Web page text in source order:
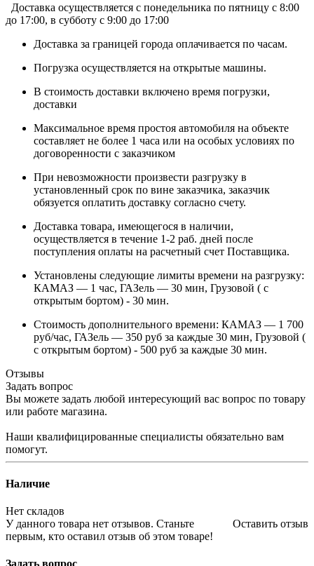
Доставка осуществляется c понедельника по пятницу с 8:00
до 17:00, в субботу с 9:00 до 17:00
Доставка за границей города оплачивается по часам.
Погрузка осуществляется на открытые машины.
В стоимость доставки включено время погрузки,
доставки
Максимальное время простоя автомобиля на объекте
составляет не более 1 часа или на особых условиях по
договоренности с заказчиком
При невозможности произвести разгрузку в
установленный срок по вине заказчика, заказчик
обязуется оплатить доставку согласно счету.
Доставка товара, имеющегося в наличии,
осуществляется в течение 1-2 раб. дней после
поступления оплаты на расчетный счет Поставщика.
Установлены следующие лимиты времени на разгрузку:
КАМАЗ — 1 час, ГАЗель — 30 мин, Грузовой ( с
открытым бортом) - 30 мин.
Стоимость дополнительного времени: КАМАЗ — 1 700
руб/час, ГАЗель — 350 руб за каждые 30 мин, Грузовой (
с открытым бортом) - 500 руб за каждые 30 мин.
Отзывы
Задать вопрос
Вы можете задать любой интересующий вас вопрос по товару
или работе магазина.
Наши квалифицированные специалисты обязательно вам
помогут.
Наличие
Нет складов
Оставить отзыв
У данного товара нет отзывов. Станьте
первым, кто оставил отзыв об этом товаре!